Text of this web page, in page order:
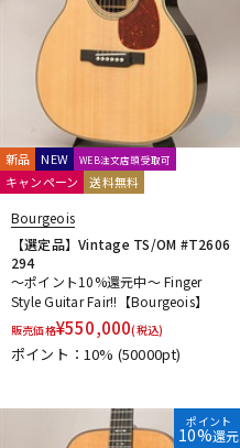
新品 NEW WEB注文店頭受取可
キャンペーン 送料無料
Bourgeois
【選定品】Vintage TS/OM #T2606
294
～ポイント10%還元中～ Finger
Style Guitar Fair!!【Bourgeois】
販売価格¥550,000(税込)
ポイント：10% (50000pt)
ポイント
10%還元